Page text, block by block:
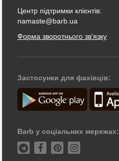
Центр підтримки клієнтів:
namaste@barb.ua
Форма зворотнього зв'язку
Застосунки для фахівців:
Barb у соціальних мережах: